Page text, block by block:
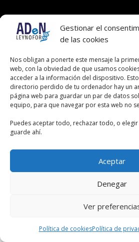
Gestionar el
de las cookies
Nos obligan a ponerte este mensaje la
web, con la obviedad de que usamos
acceder a la información del dispositivo.
directorio perdido de tu ordenador hay un
página web para guardar un par de datos
equipo, para que navegar por esta web no
Puedes aceptar todo, rechazar todo, o
guarde ahí.
Aceptar
Denegar
Ver
Política de cookiesPolítica de